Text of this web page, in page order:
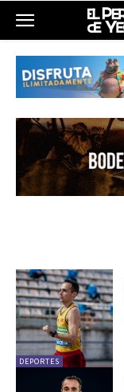
DEPORTES